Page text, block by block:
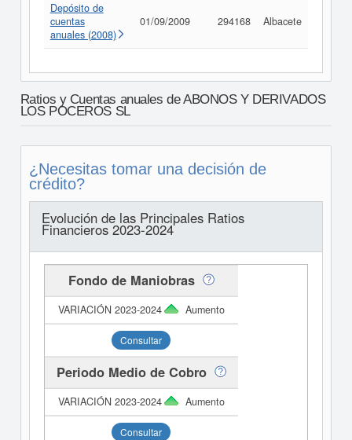
Depósito de
cuentas
anuales (2008)
01/09/2009 294168 Albacete
Ratios y Cuentas anuales de ABONOS Y DERIVADOS
LOS POCEROS SL
¿Necesitas tomar una decisión de
crédito?
Evolución de las Principales Ratios
Financieros 2023-2024
Fondo de Maniobras
Aumento
Consultar
Periodo Medio de Cobro
Aumento
Consultar